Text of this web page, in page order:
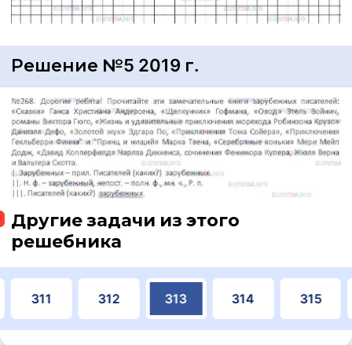
Решение №5 2019 г.
Другие задачи из этого
решебника
311 312 313 314 315